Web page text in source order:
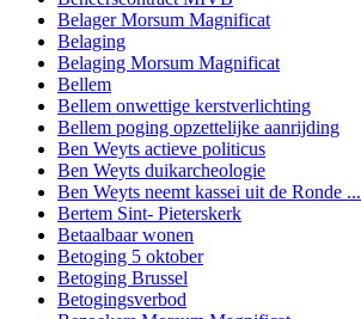
Belager Morsum Magnificat
Belaging
Belaging Morsum Magnificat
Bellem
Bellem onwettige kerstverlichting
Bellem poging opzettelijke aanrijding
Ben Weyts actieve politicus
Ben Weyts duikarcheologie
Ben Weyts neemt kassei uit de Ronde ...
Bertem Sint- Pieterskerk
Betaalbaar wonen
Betoging 5 oktober
Betoging Brussel
Betogingsverbod